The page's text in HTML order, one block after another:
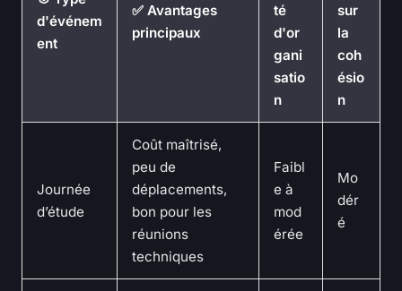
d'événem
ent
✅ Avantages
principaux
té
d'or
gani
satio
n
sur
la
coh
ésio
n
Journée
d’étude
Coût maîtrisé,
peu de
déplacements,
bon pour les
réunions
techniques
Faibl
e à
mod
érée
Mo
dér
é